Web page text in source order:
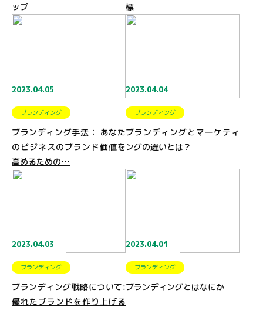
ップ
標
2023.04.05
ブランディング
ブランディング手法： あなた
のビジネスのブランド価値を
高めるための…
2023.04.04
ブランディング
ブランディングとマーケティ
ングの違いとは？
2023.04.03
ブランディング
ブランディング戦略について:
優れたブランドを作り上げる
2023.04.01
ブランディング
ブランディングとはなにか